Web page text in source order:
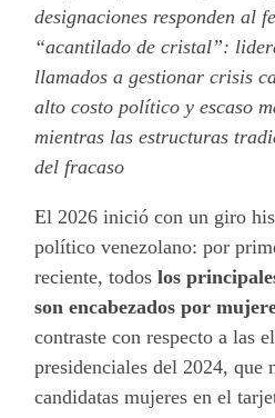
designaciones responden al
“acantilado de cristal”:
llamados a gestionar crisis
alto costo político y escaso
mientras las estructuras
del fracaso
El 2026 inició con un giro
político venezolano: por
reciente, todoslos
son encabezados por
contraste con respecto a las
presidenciales del 2024, que
candidatas mujeres en el